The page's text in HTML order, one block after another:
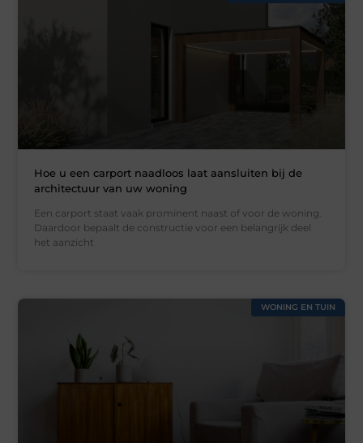
Hoe u een carport naadloos laat aansluiten bij de
architectuur van uw woning
Een carport staat vaak prominent naast of voor de woning.
Daardoor bepaalt de constructie voor een belangrijk deel
het aanzicht
WONING EN TUIN